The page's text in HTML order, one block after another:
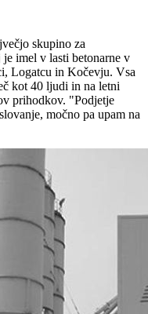
skupino za
imel v lasti betonarne v
Logatcu in Kočevju. Vsa
kot 40 ljudi in na letni
prihodkov. "Podjetje
močno pa upam na